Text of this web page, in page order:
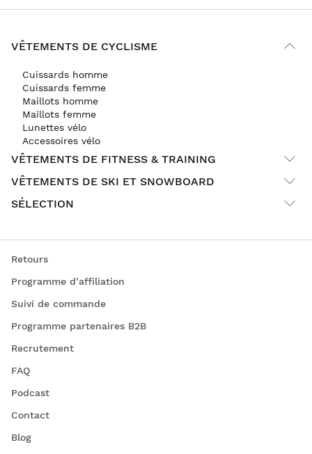
VÊTEMENTS DE CYCLISME
Cuissards homme
Cuissards femme
Maillots homme
Maillots femme
Lunettes vélo
Accessoires vélo
VÊTEMENTS DE FITNESS & TRAINING
VÊTEMENTS DE SKI ET SNOWBOARD
SÉLECTION
Retours
Programme d’affiliation
Suivi de commande
Programme partenaires B2B
Recrutement
FAQ
Podcast
Contact
Blog